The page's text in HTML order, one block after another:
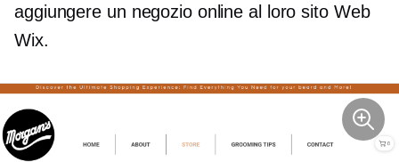
aggiungere un negozio online al loro sito Web
Wix.